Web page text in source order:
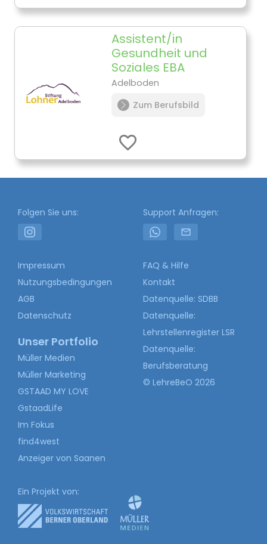
Assistent/in
Gesundheit und
Soziales EBA
Adelboden
Zum Berufsbild
Folgen Sie uns: Support Anfragen:
Impressum
Nutzungsbedingungen
AGB
Datenschutz
Unser Portfolio
Müller Medien
Müller Marketing
GSTAAD MY LOVE
GstaadLife
Im Fokus
find4west
Anzeiger von Saanen
FAQ & Hilfe
Kontakt
Datenquelle: SDBB
Datenquelle:
Lehrstellenregister LSR
Datenquelle:
Berufsberatung
© LehreBeO 2026
Ein Projekt von: